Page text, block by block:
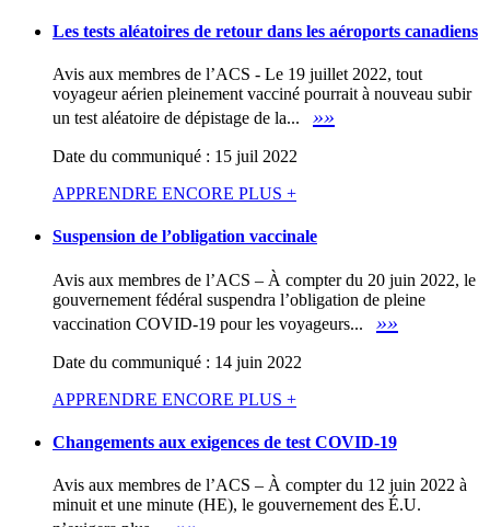
Les tests aléatoires de retour dans les aéroports canadiens
Avis aux membres de l’ACS - Le 19 juillet 2022, tout
voyageur aérien pleinement vacciné pourrait à nouveau subir
un test aléatoire de dépistage de la... »»
Date du communiqué : 15 juil 2022
APPRENDRE ENCORE PLUS +
Suspension de l’obligation vaccinale
Avis aux membres de l’ACS – À compter du 20 juin 2022, le
gouvernement fédéral suspendra l’obligation de pleine
vaccination COVID-19 pour les voyageurs... »»
Date du communiqué : 14 juin 2022
APPRENDRE ENCORE PLUS +
Changements aux exigences de test COVID-19
Avis aux membres de l’ACS – À compter du 12 juin 2022 à
minuit et une minute (HE), le gouvernement des É.U.